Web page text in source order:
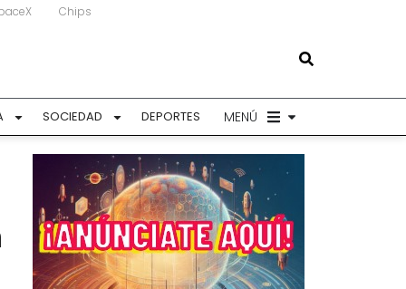
Chips
SOCIEDAD DEPORTES MENÚ